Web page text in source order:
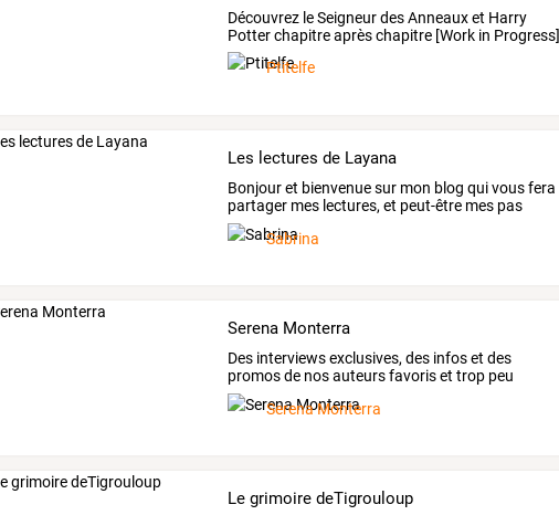
Découvrez le Seigneur des Anneaux et Harry
Potter chapitre après chapitre [Work in Progress]
Ptitelfe
Les lectures de Layana
Bonjouret bienvenuesur mon blog quivousfera
partager mes lectures, et peut-être mes pas
dans
Sabrina
Serena Monterra
Des interviewsexclusives, des infoset des
promosde nosauteursfavoriset trop peu
connus
Serena Monterra
Le grimoire deTigrouloup